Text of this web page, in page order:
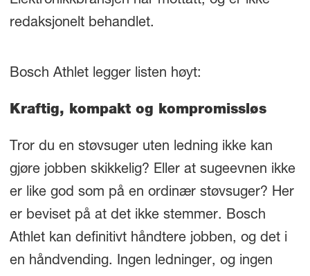
redaksjonelt behandlet.
Bosch Athlet legger listen høyt:
Kraftig, kompakt og kompromissløs
Tror du en støvsuger uten ledning ikke kan
gjøre jobben skikkelig? Eller at sugeevnen ikke
er like god som på en ordinær støvsuger? Her
er beviset på at det ikke stemmer. Bosch
Athlet kan definitivt håndtere jobben, og det i
en håndvending. Ingen ledninger, og ingen